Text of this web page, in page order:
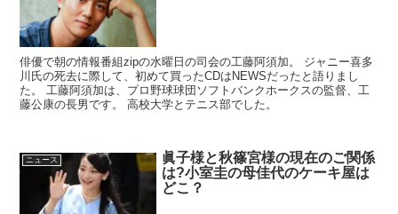
俳優で朝の情報番組zipの水曜日の司会の工藤阿須加。 ジャニー喜多
川氏の死去に際して、初めて買ったCDはNEWSだったと語りまし
た。 工藤阿須加は、プロ野球球団ソフトバンクホークスの監督、工
藤公康の長男です。 高校大学とテニス部でした。
ニュース
眞子様と秋篠宮様の現在のご関係
は?小室圭の母佳代のケーキ屋は
どこ？